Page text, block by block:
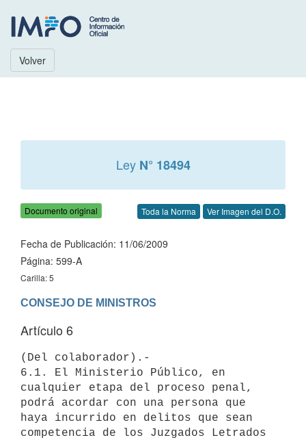
Volver
Ley N° 18494
Documento original Toda la Norma Ver Imagen del D.O.
Fecha de Publicación: 11/06/2009
Página: 599-A
Carilla: 5
CONSEJO DE MINISTROS
Artículo 6
(Del colaborador).-
6.1. El Ministerio Público, en
cualquier etapa del proceso penal,
podrá acordar con una persona que
haya incurrido en delitos que sean
competencia de los Juzgados Letrados